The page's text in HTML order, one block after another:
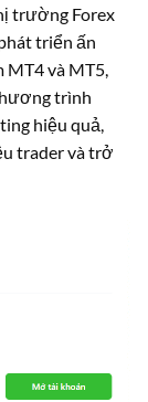
trường Forex
triển ấn
MT4 và MT5,
trình
hiệu quả,
trader và trở